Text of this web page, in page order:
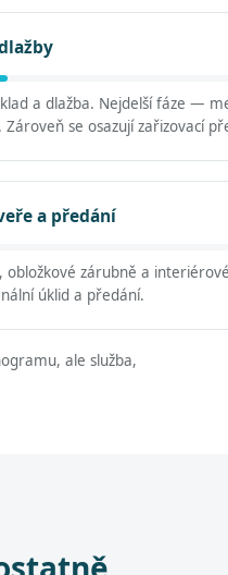
a dlažba. Nejdelší fáze —
se osazují zařizovací
a předání
obložkové zárubně a
úklid a předání.
ale služba,